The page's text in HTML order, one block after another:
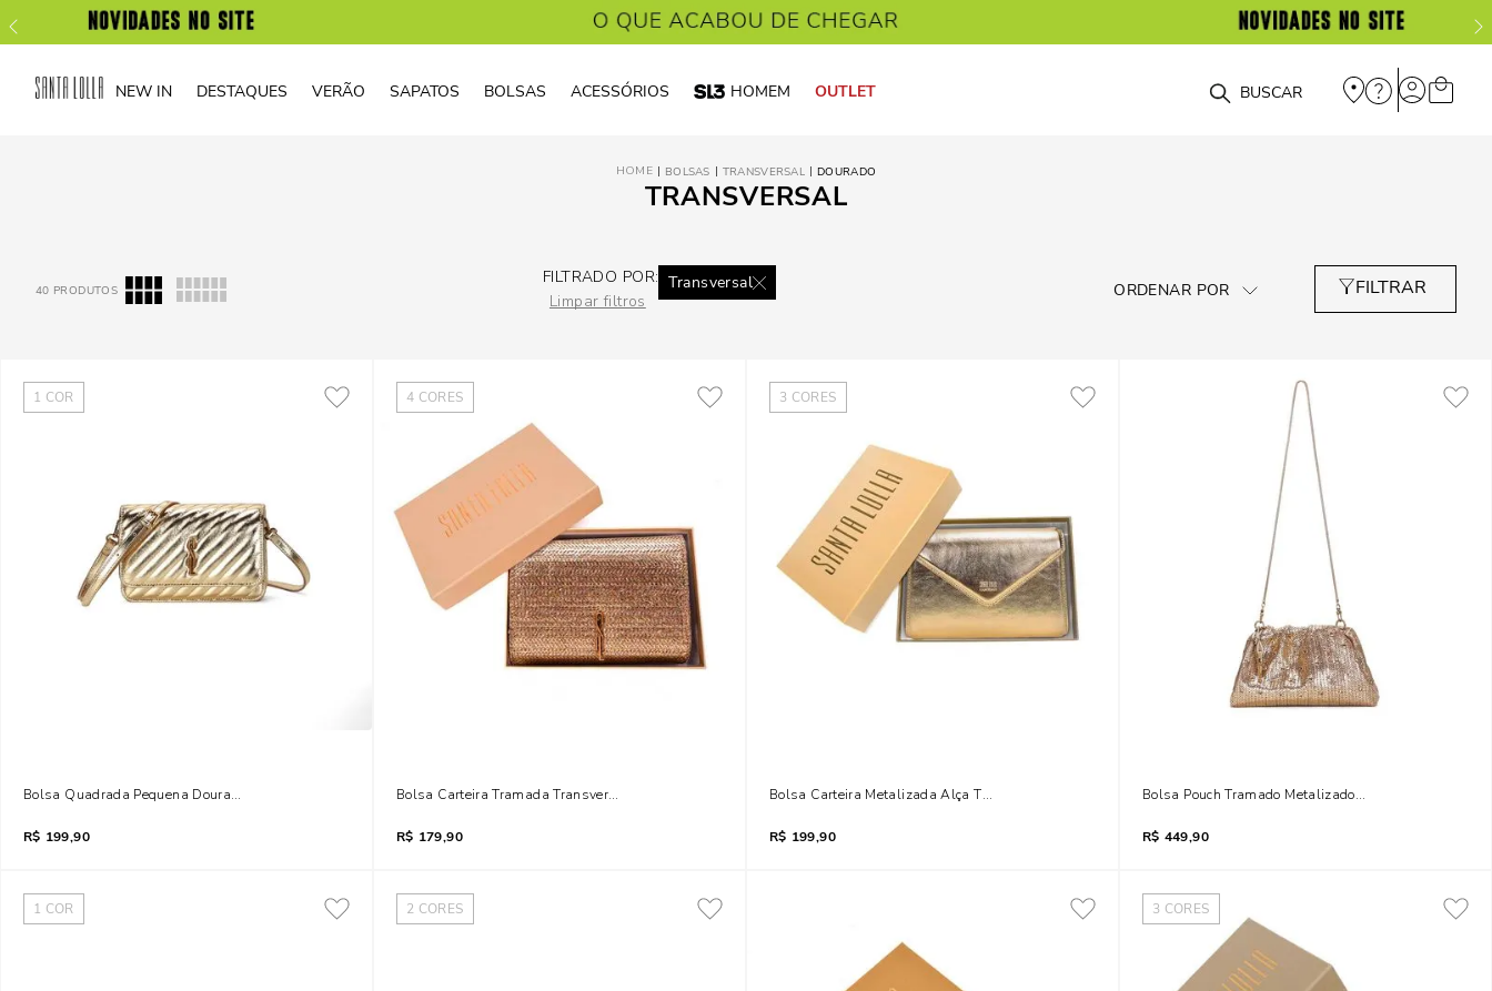
NEW IN DESTAQUES VERÃO SAPATOS BOLSAS ACESSÓRIOS HOMEM OUTLET O que você está procurando?
BOLSAS TRANSVERSAL DOURADO
TRANSVERSAL
40 PRODUTOS
FILTRADO POR:
Limpar filtros
Transversal
1 COR
Bolsa Quadrada Pequena Dourada Metalizada Transversal
R$ 199,90
4 CORES
Bolsa Carteira Tramada Transversal Dourada
R$ 179,90
3 CORES
Bolsa Carteira Metalizada Alça Tiracolo Dourada
R$ 199,90
Bolsa Pouch Tramado Metalizado Dourado Tiracolo
R$ 449,90
1 COR 2 CORES 3 CORES